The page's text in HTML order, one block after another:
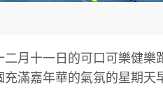
月十一日的可口可樂健樂
滿嘉年華的氣氛的星期天